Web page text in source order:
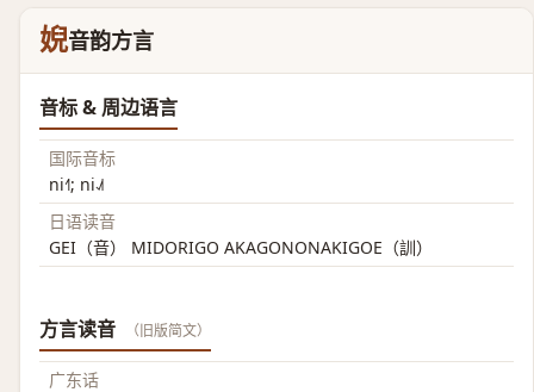
婗音韵方言
音标 & 周边语言
国际音标
ni˧˥; ni˨˩˦
日语读音
GEI（音） MIDORIGO AKAGONONAKIGOE（訓）
方言读音 （旧版简文）
广东话